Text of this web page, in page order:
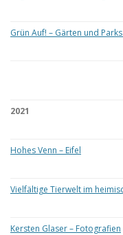
Grün Auf! – Gärten und
2021
Hohes Venn – Eifel
Vielfältige Tierwelt im
Kersten Glaser – Fotografien